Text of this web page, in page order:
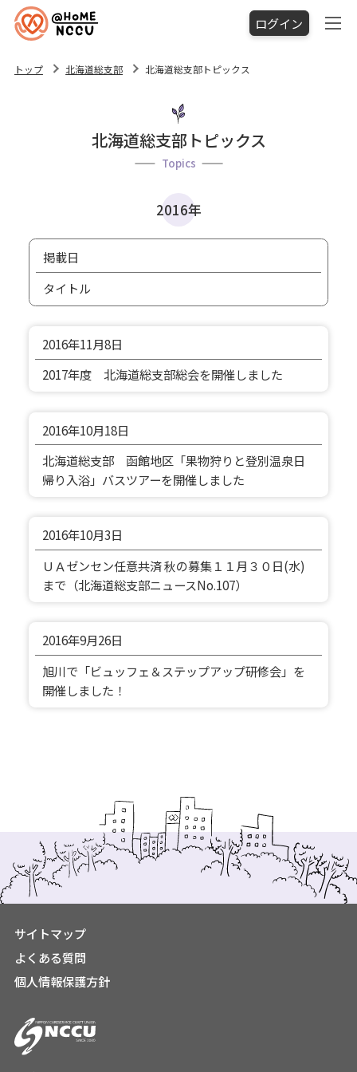
ログイン
トップ 北海道総支部 北海道総支部トピックス
北海道総支部トピックス
Topics
2016年
掲載日
タイトル
2016年11月8日
2017年度 北海道総支部総会を開催しました
2016年10月18日
北海道総支部 函館地区「果物狩りと登別温泉日
帰り入浴」バスツアーを開催しました
2016年10月3日
ＵＡゼンセン任意共済 秋の募集１１月３０日(水)
まで（北海道総支部ニュースNo.107）
2016年9月26日
旭川で「ビュッフェ＆ステップアップ研修会」を
開催しました！
サイトマップ
よくある質問
個人情報保護方針